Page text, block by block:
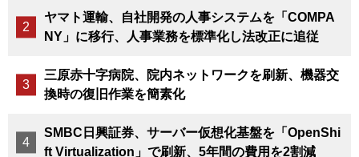
ヤマト運輸、自社開発の人事システムを「COMPA
NY」に移行、人事業務を標準化し法改正に追従
三原赤十字病院、院内ネットワークを刷新、機器交
換時の復旧作業を簡素化
SMBC日興証券、サーバー仮想化基盤を「OpenShi
ft Virtualization」で刷新、5年間の費用を2割減